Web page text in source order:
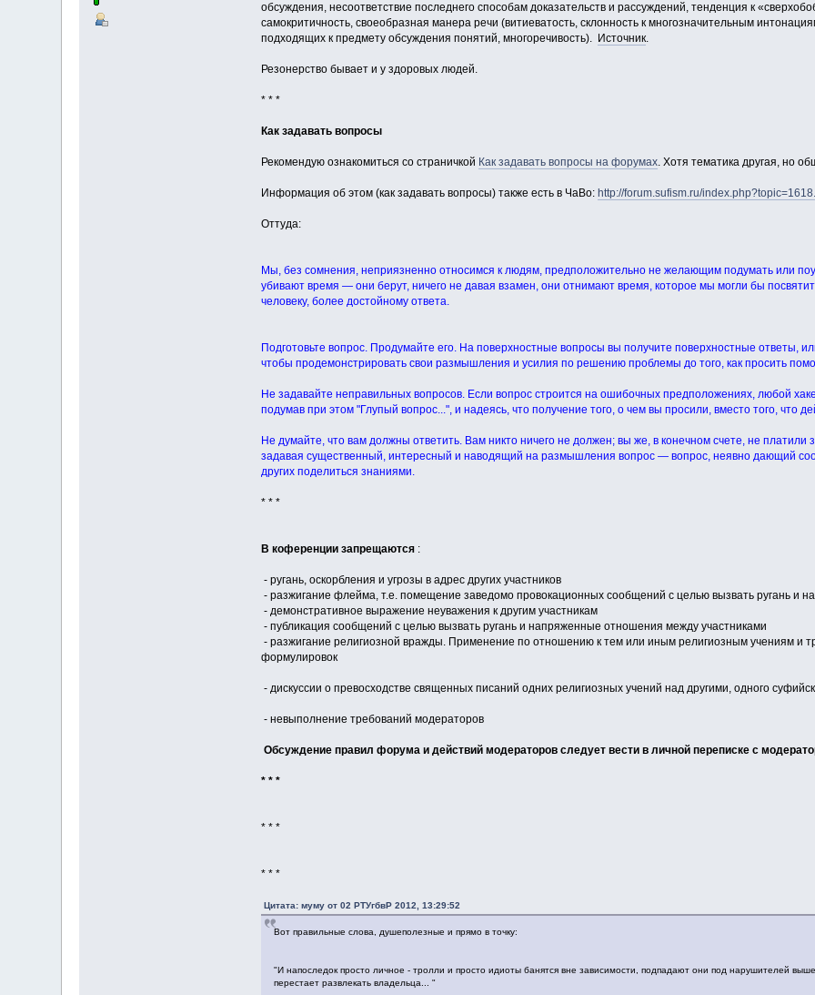
обсуждения, несоответствие последнего способам доказательств и рассуждений, тенденция к
самокритичность, своеобразная манера речи (витиеватость, склонность к многозначительным
подходящих к предмету обсуждения понятий, многоречивость). Источник.
Резонерство бывает и у здоровых людей.
* * *
Как задавать вопросы
Рекомендую ознакомиться со страничкой Как задавать вопросы на форумах. Хотя тематика другая, но
Информация об этом (как задавать вопросы) также есть в ЧаВо: http://forum.sufism.ru/
Оттуда:
Мы, без сомнения, неприязненно относимся к людям, предположительно не желающим подумать или
убивают время — они берут, ничего не давая взамен, они отнимают время, которое мы могли бы
человеку, более достойному ответа.
Подготовьте вопрос. Продумайте его. На поверхностные вопросы вы получите поверхностные ответы,
чтобы продемонстрировать свои размышления и усилия по решению проблемы до того, как просить
Не задавайте неправильных вопросов. Если вопрос строится на ошибочных предположениях, любой
подумав при этом "Глупый вопрос...", и надеясь, что получение того, о чем вы просили, вместо того, что
Не думайте, что вам должны ответить. Вам никто ничего не должен; вы же, в конечном счете, не платили
задавая существенный, интересный и наводящий на размышления вопрос — вопрос, неявно дающий
других поделиться знаниями.
* * *
В коференции запрещаются:
- ругань, оскорбления и угрозы в адрес других участников
- разжигание флейма, т.е. помещение заведомо провокационных сообщений с целью вызвать ругань и
- демонстративное выражение неуважения к другим участникам
- публикация сообщений с целью вызвать ругань и напряженные отношения между участниками
- разжигание религиозной вражды. Применение по отношению к тем или иным религиозным учениям и
формулировок
- дискуссии о превосходстве священных писаний одних религиозных учений над другими, одного
- невыполнение требований модераторов
Обсуждение правил форума и действий модераторов следует вести в личной переписке с
* * *
* * *
* * *
Цитата: муму от 02 РТУгбвР 2012, 13:29:52
Вот правильные слова, душеполезные и прямо в точку:
"И напоследок просто личное - тролли и просто идиоты банятся вне зависимости, подпадают они под нарушителей
перестает развлекать владельца... "